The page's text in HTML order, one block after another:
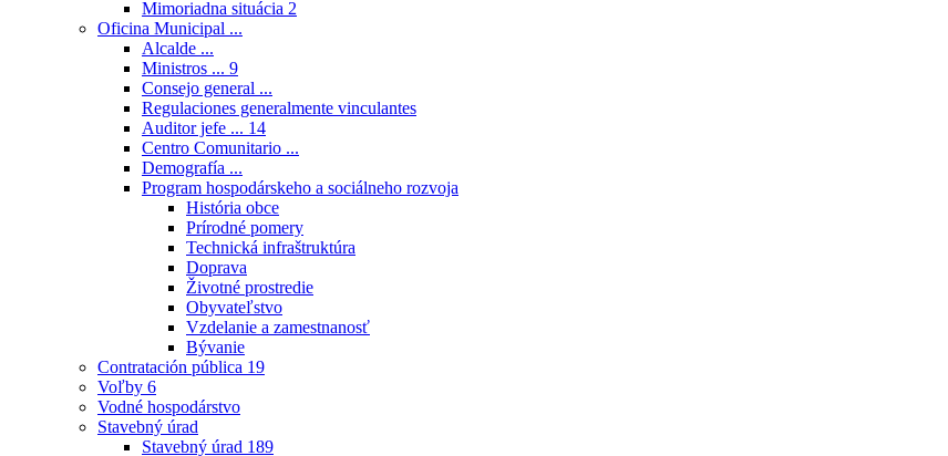
Mimoriadna situácia 2
Oficina Municipal ...
Alcalde ...
Ministros ... 9
Consejo general ...
Regulaciones generalmente vinculantes
Auditor jefe ... 14
Centro Comunitario ...
Demografía ...
Program hospodárskeho a sociálneho rozvoja
História obce
Prírodné pomery
Technická infraštruktúra
Doprava
Životné prostredie
Obyvateľstvo
Vzdelanie a zamestnanosť
Bývanie
Contratación pública 19
Voľby 6
Vodné hospodárstvo
Stavebný úrad
Stavebný úrad 189